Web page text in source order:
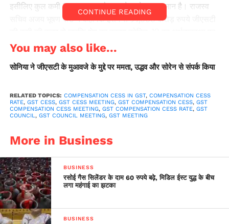
इसीलिए कुल कमी 2.35 लाख करोड़ रुपये रहने का अनुमान है। राजस्व
सचिव अजय भूषण पांडे ने कहा कि इसमें से 97,000 करोड़ रुपये जीएसटी
प्रभाव है। पांडे ने कहा कि रिजर्व बैंक से विचार-विमर्श के बाद राज्यों को
विशेष विकल्प उपलब्ध कराये जा सकते हैं। इसके तहत वाजिब ब्याज दर
97,000 करोड़ रुपये उपलब्ध कराये जा सकते हैं।राशि का भुगतान पांच
जा सकता है। राज्यों के पास दूसरा विकल्प यह है कि वे क्षतिपूर्ति की पूरी
राशि 2.35 लाख करोड़ रुपये विशेष उपाय के तहत कर्ज लें। पांडे ने कहा,
‘‘राज्यों को इन प्रस्तावों पर विचार के लिये सात दिन का समय दिया गया
है।
CONTINUE READING
You may also like...
सोनिया ने जीएसटी के मुआवजे के मुद्दे पर ममता, उद्धव और सोरेन से संपर्क किया
RELATED TOPICS: COMPENSATION CESS IN GST, COMPENSATION CESS
RATE, GST CESS, GST CESS MEETING, GST COMPENSATION CESS, GST
COMPENSATION CESS MEETING, GST COMPENSATION CESS RATE, GST
COUNCIL, GST COUNCIL MEETING, GST MEETING
More in Business
BUSINESS
रसोई गैस सिलेंडर के दाम 60 रुपये बढ़े, मिडिल ईस्ट युद्ध के बीच
लगा महंगाई का झटका
BUSINESS